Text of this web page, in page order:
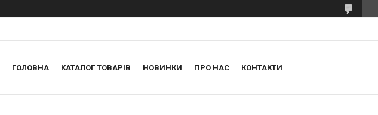
ГОЛОВНА КАТАЛОГ ТОВАРІВ НОВИНКИ ПРО НАС КОНТАКТИ